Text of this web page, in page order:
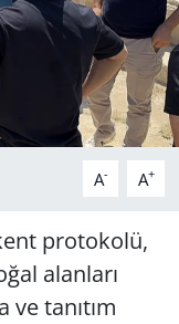
A- A+
protokolü,
alanları
tanıtım